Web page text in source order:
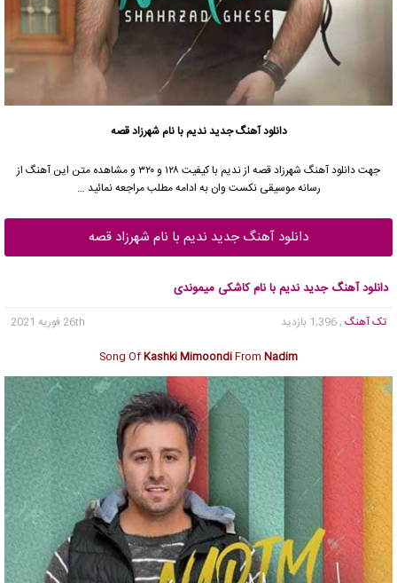
دانلود آهنگ جدیدندیمبا نام شهرزاد قصه
جهت دانلود آهنگ شهرزاد قصه ازندیم
با کیفیت ۱۲۸ و ۳۲۰ و مشاهده متن این آهنگ از
رسانه موسیقی نکست وان به ادامه مطلب مراجعه نمائید …
دانلود آهنگ جدید ندیم با نام شهرزاد قصه
دانلود آهنگ جدید ندیم با نام کاشکی میموندی
تک آهنگ , 1,396 بازدید
26th فوریه 2021
Song OfKashki MimoondiFrom Nadim